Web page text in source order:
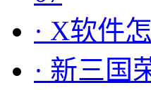
· X软件
· 新三国